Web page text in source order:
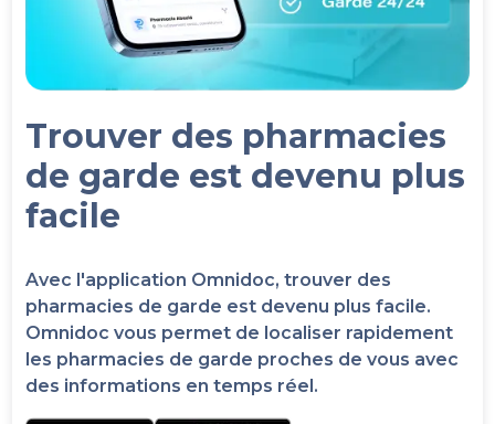
Trouver des pharmacies
de garde est devenu plus
facile
Avec l'application Omnidoc, trouver des
pharmacies de garde est devenu plus facile.
Omnidoc vous permet de localiser rapidement
les pharmacies de garde proches de vous avec
des informations en temps réel.